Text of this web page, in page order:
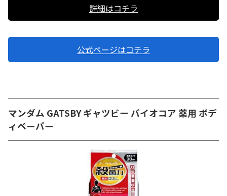
詳細はコチラ
公式ページはコチラ
マンダム GATSBY ギャツビー バイオコア 薬用 ボデ
ィペーパー